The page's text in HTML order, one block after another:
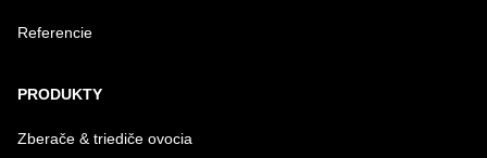
Odoslať
Referencie
PRODUKTY
Zberače & triediče ovocia